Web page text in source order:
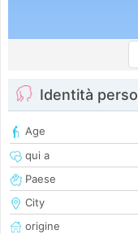
Identità
Age
qui a
Paese
City
origine